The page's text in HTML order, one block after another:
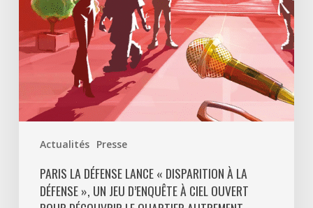
Actualités Presse
Défense
un
jeu
d’enquête
à
ciel
découvrir
PARIS LA DÉFENSE LANCE « DISPARITION À LA
DÉFENSE », UN JEU D’ENQUÊTE À CIEL OUVERT